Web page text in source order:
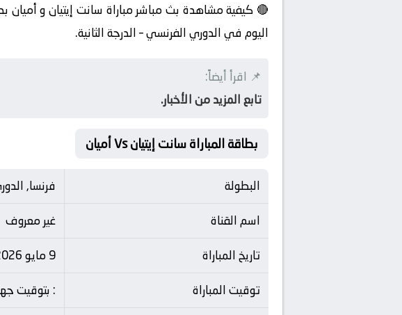
🔴 كيفية مشاهدة بث مباشر مباراة سانت إيتيان و أميان
اليوم في الدوري الفرنسي – الدرجة الثانية.
📌 اقرأ أيضاً:
تابع المزيد من الأخبار.
بطاقة المباراة سانت إيتيان Vs أميان
البطولة
فرنسا,
اسم القناة
غير معروف
تاريخ المباراة
9 مايو 2026
توقيت المباراة
: بتوقيت